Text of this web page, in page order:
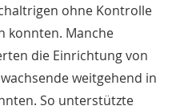
ohne Kontrolle
konnten. Manche
die Einrichtung von
weitgehend in
So unterstützte